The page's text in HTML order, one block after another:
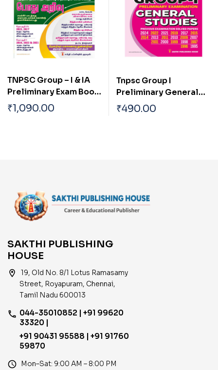
TNPSC Group – I & IA
Preliminary Exam Book
(Pothu Arivu ) Based on
School Text Book Tamil
₹1,090.00
Tnpsc Group I
Preliminary General
Studies Previous Exam
₹490.00
SAKTHI PUBLISHING
HOUSE
location_on
19, Old No. 8/1 Lotus Ramasamy
Street, Royapuram, Chennai,
Tamil Nadu 600013
phone 044-35010852 | +91 99620
33320 |
+91 90431 95588 | +91 91760
59870
access_time Mon–Sat: 9:00 AM – 8:00 PM